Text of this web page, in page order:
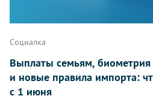
Социалка
Выплаты семьям, биометрия
и новые правила импорта:
с 1 июня